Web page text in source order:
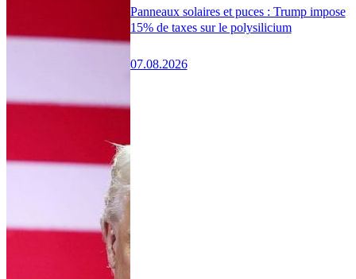
Panneaux solaires et puces : Trump impose
15% de taxes sur le polysilicium
07.08.2026